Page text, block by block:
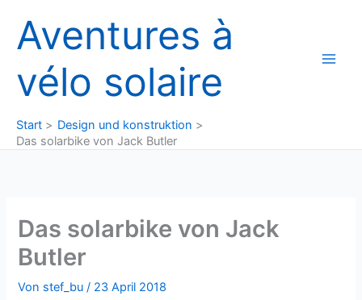
Inhalt
springen
Aventures à
vélo solaire
Start
Design und konstruktion
Das solarbike von Jack Butler
Das solarbike von Jack
Butler
Von stef_bu/ 23 April 2018